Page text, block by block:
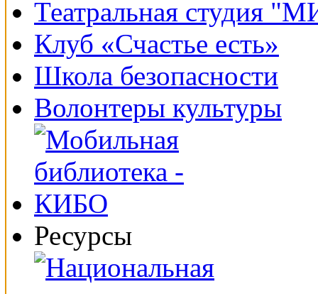
Театральная студия
Клуб «Счастье есть»
Школа безопасности
Волонтеры культуры
Ресурсы